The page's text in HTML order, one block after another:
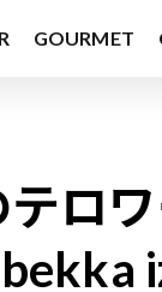
GOURMET
ロ